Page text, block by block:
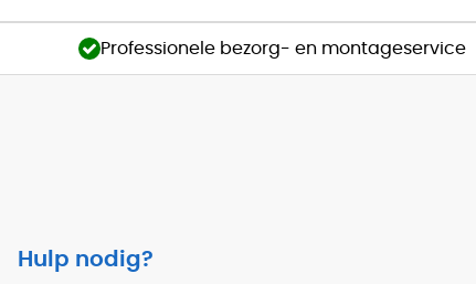
Professionele bezorg- en montageservice
Hulp nodig?